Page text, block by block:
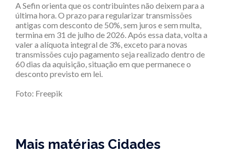
A Sefin orienta que os contribuintes não deixem para a
última hora. O prazo para regularizar transmissões
antigas com desconto de 50%, sem juros e sem multa,
termina em 31 de julho de 2026. Após essa data, volta a
valer a alíquota integral de 3%, exceto para novas
transmissões cujo pagamento seja realizado dentro de
60 dias da aquisição, situação em que permanece o
desconto previsto em lei.
Foto: Freepik
Mais matérias Cidades